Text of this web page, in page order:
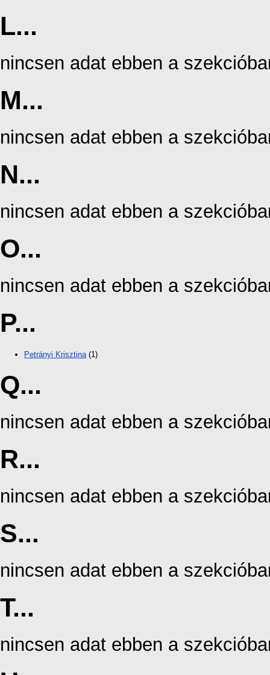
L...
nincsen adat ebben a
M...
nincsen adat ebben a
N...
nincsen adat ebben a
O...
nincsen adat ebben a
P...
Petrányi Krisztina (1)
Q...
nincsen adat ebben a
R...
nincsen adat ebben a
S...
nincsen adat ebben a
T...
nincsen adat ebben a